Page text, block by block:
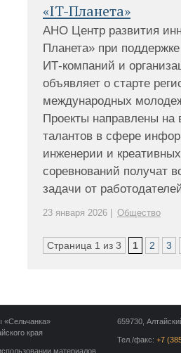
«IT-Планета»
АНО Центр развития
Планета» при
ИТ-компаний и
объявляет о старте
международных
Проекты направлены на
талантов в сфере
инженерии и
соревнований получат
задачи от
23 января 2026 | Общество
Страница 1 из 3 1 2 3
659730,
Тел./факс: +7
«Сельчанка»
края
материалов